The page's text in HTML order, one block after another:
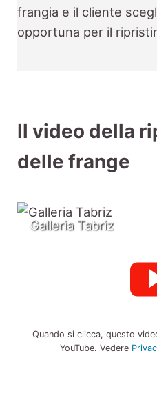
frangia e il cliente
opportuna per il
Il video della
delle frange
Galleria Tabriz
Quando si clicca, questo
YouTube. Vedere